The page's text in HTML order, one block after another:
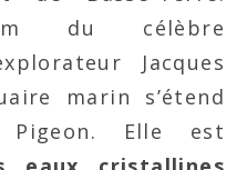
du célèbre
Jacques
marin s’étend
Elle est